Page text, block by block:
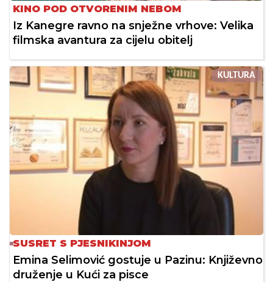
KINO POD OTVORENIM NEBOM
Iz Kanegre ravno na snježne vrhove: Velika
filmska avantura za cijelu obitelj
KULTURA
SUSRET S PJESNIKINJOM
Emina Selimović gostuje u Pazinu: Književno
druženje u Kući za pisce